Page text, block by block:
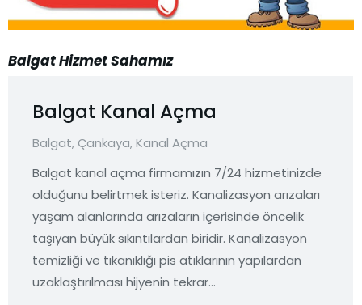
Balgat Hizmet Sahamız
Balgat Kanal Açma
Balgat, Çankaya,Kanal Açma
Balgat kanal açma firmamızın 7/24 hizmetinizde
olduğunu belirtmek isteriz. Kanalizasyon arızaları
yaşam alanlarında arızaların içerisinde öncelik
taşıyan büyük sıkıntılardan biridir. Kanalizasyon
temizliği ve tıkanıklığı pis atıklarının yapılardan
uzaklaştırılması hijyenin tekrar…